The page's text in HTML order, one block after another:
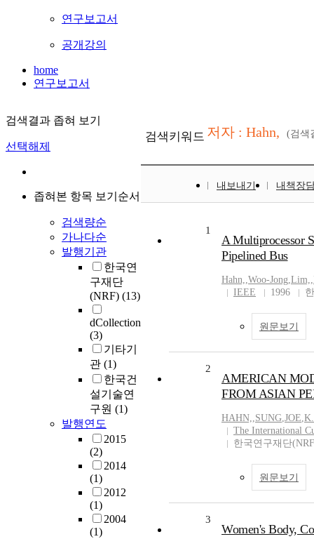
연구보고서
공개강의
home
연구보고서
검색결과 좁혀 보기
선택해제
좁혀본 항목 보기순서
검색량순
가나다순
발행기관
한국연
구재단
(NRF) (13)
dCollection
(3)
기타기
관 (1)
한국건
설기술연
구원 (1)
발행연도
2015
(2)
2014
(1)
2012
(1)
2004
(1)
검색키워드 저자 : Hahn, (검색
내보내기 내책장
1
A Multiprocessor
Pipelined Bus
Hahn,,Woo-Jong,Lim,,
IEEE
1996
원문보기
2
AMERICAN
FROM ASIAN
HAHN,,SUNG,JOE,
The International
한국연구재단
원문보기
3
Women's Body,